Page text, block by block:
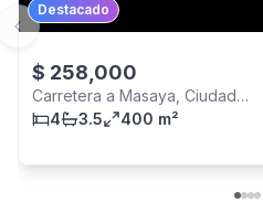
Destacado
$ 258,000
Carretera a Masaya, Ciudad
Managua
4 3.5 400 m²
Previous slide